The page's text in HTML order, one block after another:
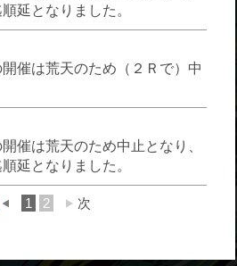
延となりました。
催は荒天のため（２Ｒで）中
催は荒天のため中止となり、
延となりました。
1 2 次